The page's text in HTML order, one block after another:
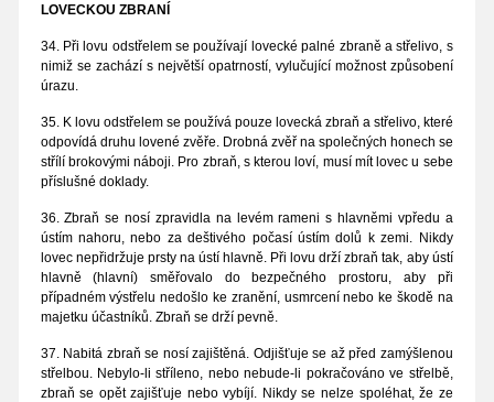
LOVECKOU ZBRANÍ
34. Při lovu odstřelem se používají lovecké palné zbraně a střelivo, s
nimiž se zachází s největší opatrností, vylučující možnost způsobení
úrazu.
35. K lovu odstřelem se používá pouze lovecká zbraň a střelivo, které
odpovídá druhu lovené zvěře. Drobná zvěř na společných honech se
střílí brokovými náboji. Pro zbraň, s kterou loví, musí mít lovec u sebe
příslušné doklady.
36. Zbraň se nosí zpravidla na levém rameni s hlavněmi vpředu a
ústím nahoru, nebo za deštivého počasí ústím dolů k zemi. Nikdy
lovec nepřidržuje prsty na ústí hlavně. Při lovu drží zbraň tak, aby ústí
hlavně (hlavní) směřovalo do bezpečného prostoru, aby při
případném výstřelu nedošlo ke zranění, usmrcení nebo ke škodě na
majetku účastníků. Zbraň se drží pevně.
37. Nabitá zbraň se nosí zajištěná. Odjišťuje se až před zamýšlenou
střelbou. Nebylo-li stříleno, nebo nebude-li pokračováno ve střelbě,
zbraň se opět zajišťuje nebo vybíjí. Nikdy se nelze spoléhat, že ze